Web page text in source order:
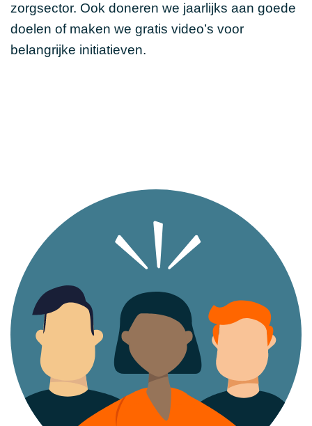
zorgsector. Ook doneren we jaarlijks aan goede
doelen of maken we gratis video’s voor
belangrijke initiatieven.